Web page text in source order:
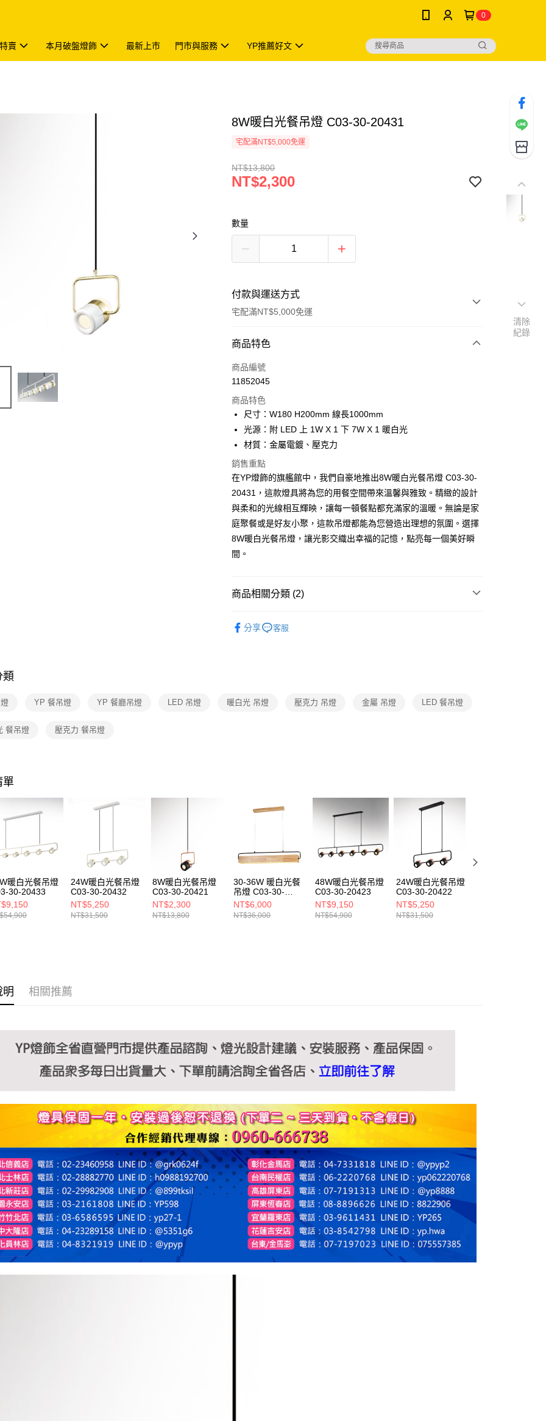
0
賣 本月破盤燈飾 最新上市 門市與服務 YP推薦好文
8W暖白光餐吊燈 C03-30-20431
宅配滿NT$5,000免運
NT$13,800
NT$2,300
數量
付款與運送方式
宅配滿NT$5,000免運
付款方式
信用卡一次付款
Apple Pay
街口支付
Google Pay
AFTEE先享後付
相關說明
【關於「AFTEE先享後付」】
AFTEE先享後付是「在收到商品之後才付款」的支付方式。 讓您購物簡單
２．便利：只要手機號碼，簡訊認證，即可結帳。
【「AFTEE先享後付」結帳流程】
絡購買商品的店家。未經商家同意取消之訂單仍視為有效，需透過AFTEE
２．關於個人資料處理事宜，請瀏覽以下網址：
https://aftee.tw/terms/#terms3
「AFTEE先享後付」，若未經同意申辦者引起之損失，本公司不負相關責
任。
４．使用「AFTEE先享後付」時，將依據個別帳號之用戶狀況，依本公司
即時審查核予不同之上限額度；若仍有額度不足之情形，本公司將視審查
結果請求用戶進行身份認證。
５．嚴禁一人註冊多個帳號或使用他人資訊註冊。若發現惡意使用之情
形，恩沛科技股份有限公司將有權停止該用戶之使用額度並採取法律行
ATM付款
運送方式
新竹貨運宅配
商品特色
商品編號
11852045
商品特色
尺寸：W180 H200mm 線長1000mm
光源：附 LED 上 1W X 1 下 7W X 1 暖白光
材質：金屬電鍍、壓克力
銷售重點
在YP燈飾的旗艦館中，我們自豪地推出8W暖白光餐吊燈 C03-30-
20431，這款燈具將為您的用餐空間帶來溫馨與雅致。精緻的設計
與柔和的光線相互輝映，讓每一頓餐點都充滿家的溫暖。無論是家
庭聚餐或是好友小聚，這款吊燈都能為您營造出理想的氛圍。選擇
8W暖白光餐吊燈，讓光影交織出幸福的記憶，點亮每一個美好瞬
間。
商品相關分類 (2)
分享 客服
類
YP 餐吊燈 YP 餐廳吊燈 LED 吊燈 暖白光 吊燈 壓克力 吊燈 金屬 吊燈 LED 餐吊燈
餐吊燈 壓克力 餐吊燈
單
暖白光餐吊燈
30-20433
24W暖白光餐吊燈
C03-30-20432
NT$5,250
NT$31,500
8W暖白光餐吊燈
C03-30-20421
NT$2,300
NT$13,800
30-36W 暖白光餐
吊燈 C03-30-
20462 20463
NT$6,000
NT$36,000
48W暖白光餐吊燈
C03-30-20423
NT$9,150
NT$54,900
24W暖白光餐吊燈
C03-30-20422
NT$5,250
NT$31,500
明 相關推薦
清除
紀錄